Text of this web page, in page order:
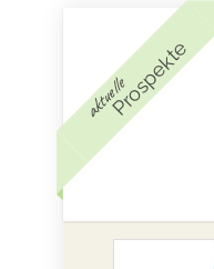
aktuelleProspekte